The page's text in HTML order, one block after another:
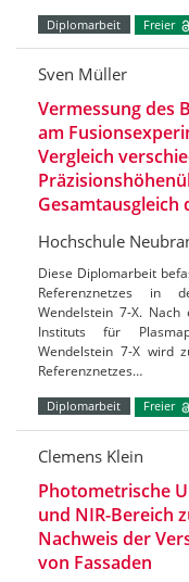
Diplomarbeit Freier
Sven Müller
Vermessung des
am
Vergleich
Gesamtausgleich
Hochschule
Diese Diplomarbeit
Referenznetzes in
Wendelstein 7-X. Nach
Instituts für
Wendelstein 7-X wird
Referenznetzes…
Diplomarbeit Freier
Clemens Klein
Photometrische
und NIR-Bereich
Nachweis der
von Fassaden